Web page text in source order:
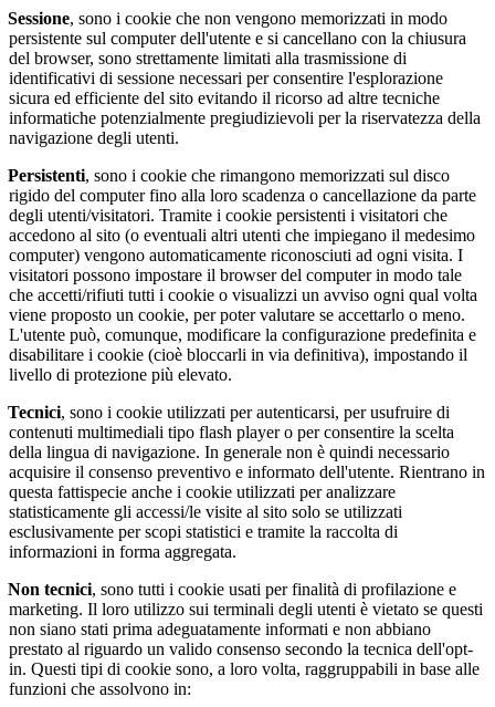
Sessione, sono i cookie che non vengono memorizzati in modo
persistente sul computer dell'utente e si cancellano con la chiusura
del browser, sono strettamente limitati alla trasmissione di
identificativi di sessione necessari per consentire l'esplorazione
sicura ed efficiente del sito evitando il ricorso ad altre tecniche
informatiche potenzialmente pregiudizievoli per la riservatezza della
navigazione degli utenti.
Persistenti, sono i cookie che rimangono memorizzati sul disco
rigido del computer fino alla loro scadenza o cancellazione da parte
degli utenti/visitatori. Tramite i cookie persistenti i visitatori che
accedono al sito (o eventuali altri utenti che impiegano il medesimo
computer) vengono automaticamente riconosciuti ad ogni visita. I
visitatori possono impostare il browser del computer in modo tale
che accetti/rifiuti tutti i cookie o visualizzi un avviso ogni qual volta
viene proposto un cookie, per poter valutare se accettarlo o meno.
L'utente può, comunque, modificare la configurazione predefinita e
disabilitare i cookie (cioè bloccarli in via definitiva), impostando il
livello di protezione più elevato.
Tecnici, sono i cookie utilizzati per autenticarsi, per usufruire di
contenuti multimediali tipo flash player o per consentire la scelta
della lingua di navigazione. In generale non è quindi necessario
acquisire il consenso preventivo e informato dell'utente. Rientrano in
questa fattispecie anche i cookie utilizzati per analizzare
statisticamente gli accessi/le visite al sito solo se utilizzati
esclusivamente per scopi statistici e tramite la raccolta di
informazioni in forma aggregata.
Non tecnici, sono tutti i cookie usati per finalità di profilazione e
marketing. Il loro utilizzo sui terminali degli utenti è vietato se questi
non siano stati prima adeguatamente informati e non abbiano
prestato al riguardo un valido consenso secondo la tecnica dell'opt-
in. Questi tipi di cookie sono, a loro volta, raggruppabili in base alle
funzioni che assolvono in: